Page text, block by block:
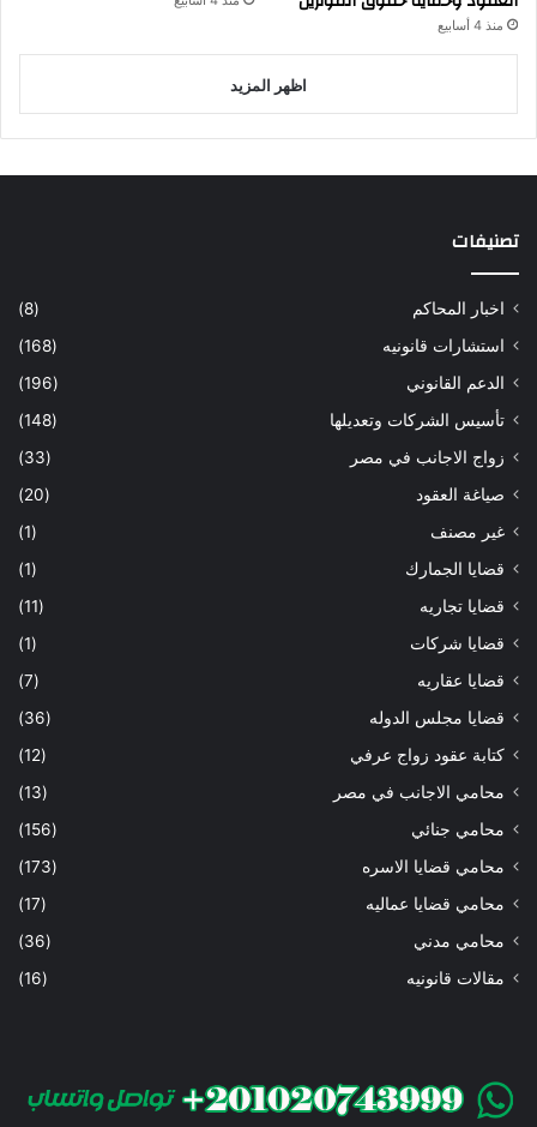
منذ 4 أسابيع
اظهر المزيد
تصنيفات
اخبار المحاكم
(8)
استشارات قانونيه
(168)
الدعم القانوني
(196)
تأسيس الشركات وتعديلها
(148)
زواج الاجانب في مصر
(33)
صياغة العقود
(20)
غير مصنف
(1)
قضايا الجمارك
(1)
قضايا تجاريه
(11)
قضايا شركات
(1)
قضايا عقاريه
(7)
قضايا مجلس الدوله
(36)
كتابة عقود زواج عرفي
(12)
محامي الاجانب في مصر
(13)
محامي جنائي
(156)
محامي قضايا الاسره
(173)
محامي قضايا عماليه
(17)
محامي مدني
(36)
مقالات قانونيه
(16)